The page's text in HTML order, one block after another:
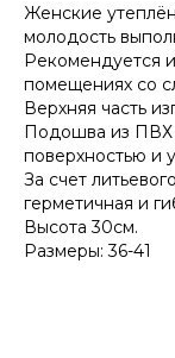
Женские
молодость
Рекомендуется
помещениях со
Верхняя часть
Подошва из ПВХ
поверхностью и
За счет
герметичная и
Высота 30см.
Размеры: 36-41